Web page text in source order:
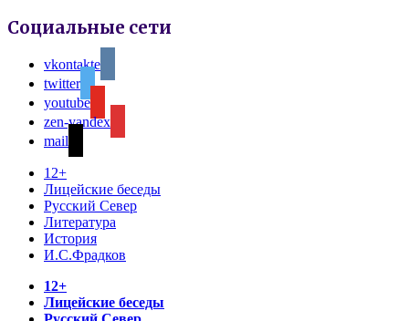
Социальные сети
vkontakte
twitter
youtube
zen-yandex
mail
12+
Лицейские беседы
Русский Север
Литература
История
И.С.Фрадков
12+
Лицейские беседы